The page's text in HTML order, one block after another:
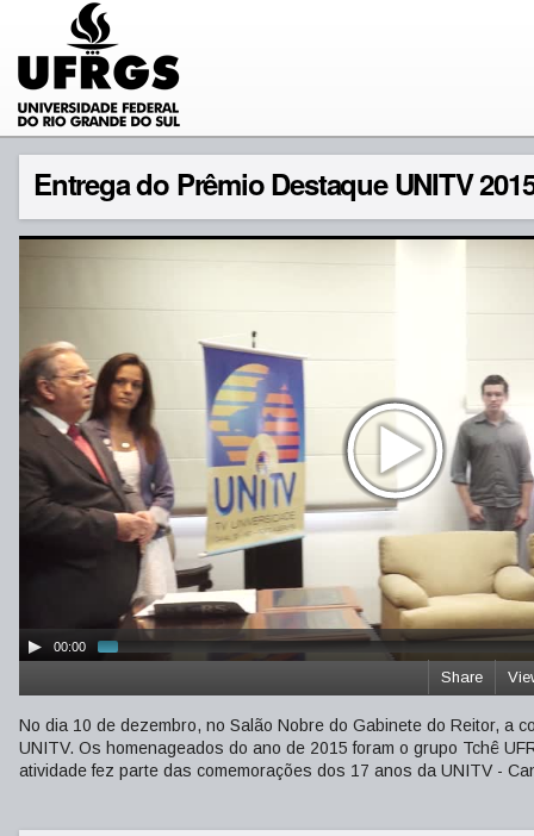
Entrega do Prêmio Destaque UNITV
00:00
Share
No dia 10 de dezembro, no Salão Nobre do Gabinete do Reitor, a
UNITV. Os homenageados do ano de 2015 foram o grupo Tchê
atividade fez parte das comemorações dos 17 anos da UNITV -